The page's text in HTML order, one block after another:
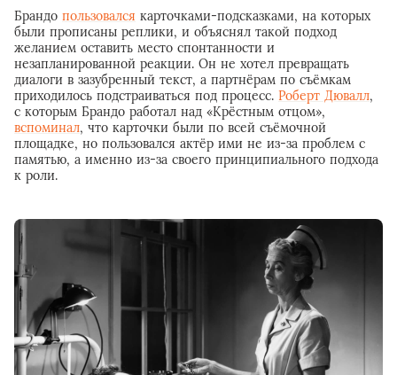
Брандо пользовался карточками-подсказками, на которых
были прописаны реплики, и объяснял такой подход
желанием оставить место спонтанности и
незапланированной реакции. Он не хотел превращать
диалоги в зазубренный текст, а партнёрам по съёмкам
приходилось подстраиваться под процесс. Роберт Дювалл,
с которым Брандо работал над «Крёстным отцом»,
вспоминал, что карточки были по всей съёмочной
площадке, но пользовался актёр ими не из-за проблем с
памятью, а именно из-за своего принципиального подхода
к роли.